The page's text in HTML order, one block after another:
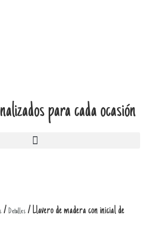
para cada ocasión
/ Detalles / Llavero de madera con inicial de